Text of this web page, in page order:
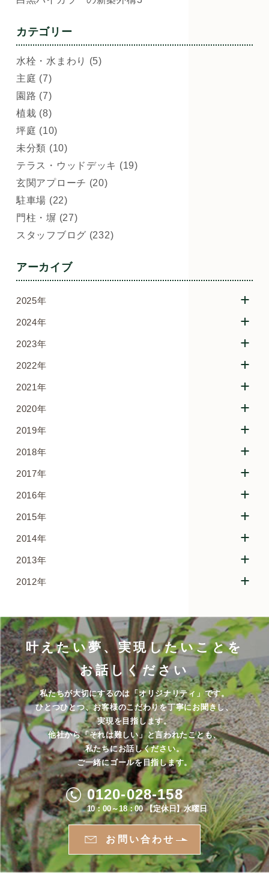
カテゴリー
水栓・水まわり (5)
主庭 (7)
園路 (7)
植栽 (8)
坪庭 (10)
未分類 (10)
テラス・ウッドデッキ (19)
玄関アプローチ (20)
駐車場 (22)
門柱・塀 (27)
スタッフブログ (232)
アーカイブ
2025年
2024年
2023年
2022年
2021年
2020年
2019年
2018年
2017年
2016年
2015年
2014年
2013年
2012年
叶えたい夢、実現したいことを
お話しください
私たちが大切にするのは「オリジナリティ」です。
ひとつひとつ、お客様のこだわりを丁寧にお聞きし、
実現を目指します。
他社から「それは難しい」と言われたことも、
私たちにお話しください。
ご一緒にゴールを目指します。
0120-028-158
10：00～18：00 【定休日】水曜日
お問い合わせ